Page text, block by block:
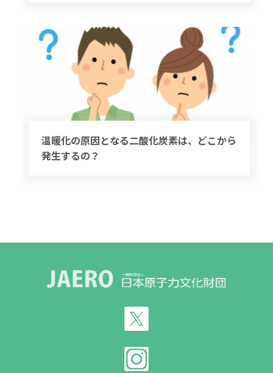
温暖化の原因となる二酸化炭素は、どこから
発生するの？